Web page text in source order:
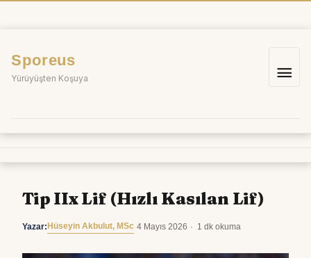
Sporeus
Yürüyüşten Koşuya
Ana
Tip IIx Lif (Hızlı Kasılan Lif)
Yazar: Hüseyin Akbulut, MSc 4 Mayıs 2026 1 dk okuma